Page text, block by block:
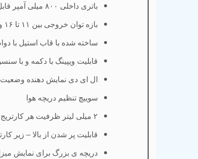
باتری داخلی ۸۰۰ میلی آمپر قابل شارژ
بازه توان خروجی بین ۱۱ تا ۱۶ وات
ساخته شده با قاب استیل با
قابلیت ویپینگ با دکمه و با
ال ای دی نمایش دهنده
سوییچ تنظیم دریچه هوا
۲ میلی لیتر ظرفیت هر کارتریج
قابلیت پر شدن از بالا – زیر
دریچه ی بزرگ برای نمایش